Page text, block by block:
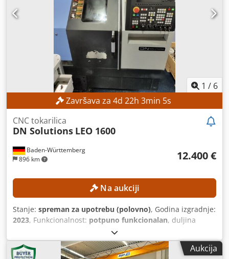
1 / 6
Završava za 4d 22h 3min 3s
Baden-Württemberg
896 km
CNC tokarilica
DN Solutions LEO 1600
12.400 €
Na aukciji
Stanje: spreman za upotrebu (polovno), Godina izgradnje:
2023, Funkcionalnost: potpuno funkcionalan, duljina
, promjer tokarenja:
provrt:52 mm, maksimalna brzina vretena:4.500
okret/min
, model kontrolera:FANUC CNC, Aukcija